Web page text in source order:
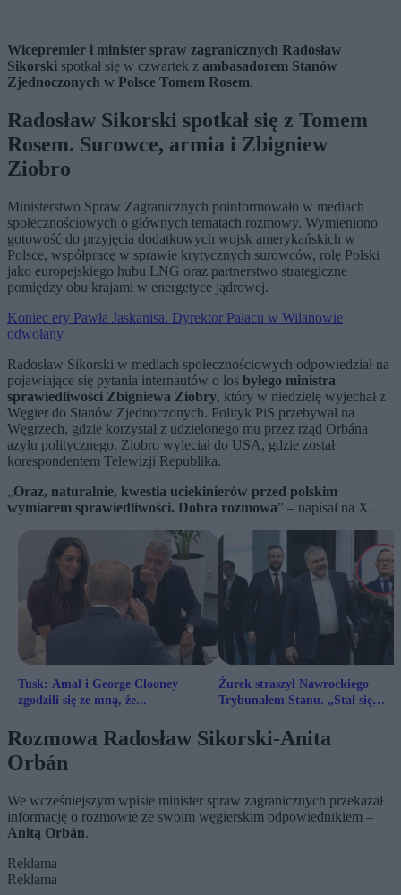
Wicepremier i minister spraw zagranicznych Radosław
Sikorski spotkał się w czwartek z ambasadorem Stanów
Zjednoczonych w Polsce Tomem Rosem.
Radosław Sikorski spotkał się z Tomem
Rosem. Surowce, armia i Zbigniew
Ziobro
Ministerstwo Spraw Zagranicznych poinformowało w mediach
społecznościowych o głównych tematach rozmowy. Wymieniono
gotowość do przyjęcia dodatkowych wojsk amerykańskich w
Polsce, współpracę w sprawie krytycznych surowców, rolę Polski
jako europejskiego hubu LNG oraz partnerstwo strategiczne
pomiędzy obu krajami w energetyce jądrowej.
Koniec ery Pawła Jaskanisa. Dyrektor Pałacu w Wilanowie
odwołany
Radosław Sikorski w mediach społecznościowych odpowiedział na
pojawiające się pytania internautów o los byłego ministra
sprawiedliwości Zbigniewa Ziobry, który w niedzielę wyjechał z
Węgier do Stanów Zjednoczonych. Polityk PiS przebywał na
Węgrzech, gdzie korzystał z udzielonego mu przez rząd Orbána
azylu politycznego. Ziobro wyleciał do USA, gdzie został
korespondentem Telewizji Republika.
„Oraz, naturalnie, kwestia uciekinierów przed polskim
wymiarem sprawiedliwości. Dobra rozmowa” – napisał na X.
Tusk: Amal i George Clooney
zgodzili się ze mną, że...
Żurek straszył Nawrockiego
Trybunałem Stanu. „Stał się
Rozmowa Radosław Sikorski-Anita
Orbán
We wcześniejszym wpisie minister spraw zagranicznych przekazał
informację o rozmowie ze swoim węgierskim odpowiednikiem –
Anitą Orbán.
Reklama
Reklama